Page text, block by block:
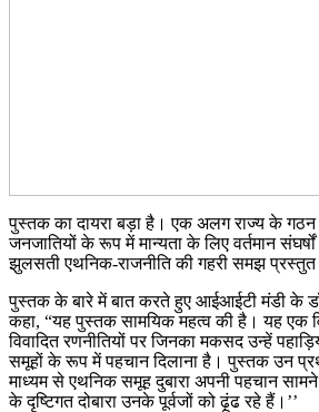
पुस्तक का दायरा बड़ा है। एक अलग राज्य के
जनजातियों के रूप में मान्यता के लिए वर्तमान
झुलसती एथनिक-राजनीति की गहरी समझ प्रस्तुत
पुस्तक के बारे में बात करते हुए आईआईटी मंडी के
कहा, “यह पुस्तक सामयिक महत्व की है। यह एक
विवादित रणनीतियों पर जिनका मकसद उन्हें
समूहों के रूप में पहचान दिलाना है। पुस्तक उन
माध्यम से एथनिक समूह दुबारा अपनी पहचान
के दृष्टिगत दोबारा उनके पूर्वजों को ढ़ूंढ रहे हैं।’’